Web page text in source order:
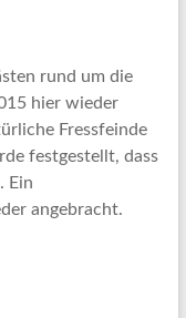
rund um die
hier wieder
Fressfeinde
festgestellt, dass
Ein
angebracht.